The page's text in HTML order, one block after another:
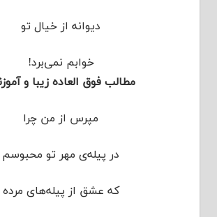
دیوانه از خیال تو
خوابم نمی‌برد!
مطالب فوق العاده زیبا و
مپرس از من چرا
در پیله‌ی مهر تو محبوسم
که عشق از پیله‌های مرده